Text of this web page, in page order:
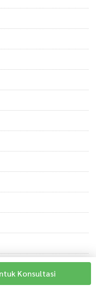
Konsultasi